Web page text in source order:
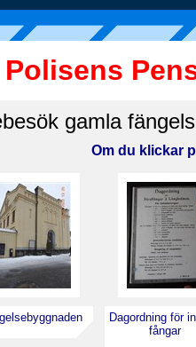
Polisens
gamla
Om du klickar
Dagordning för
fångar